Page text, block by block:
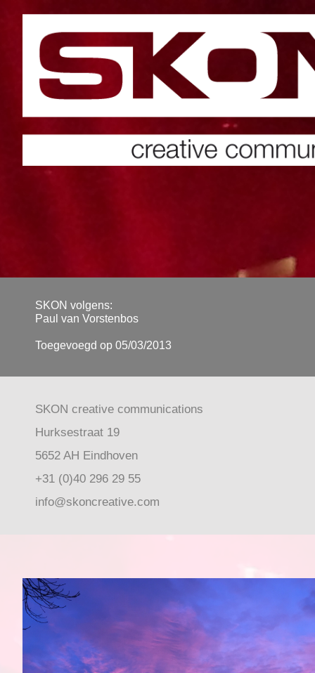
SKON volgens:
Paul van Vorstenbos
Toegevoegd op 05/03/2013
SKON creative communications
Hurksestraat 19
5652 AH Eindhoven
+31 (0)40 296 29 55
info@skoncreative.com